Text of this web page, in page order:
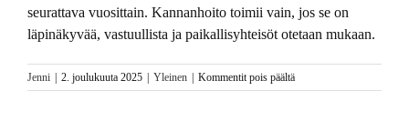
seurattava vuosittain. Kannanhoito toimii vain, jos se on
läpinäkyvää, vastuullista ja paikallisyhteisöt otetaan mukaan.
Jenni 2. joulukuuta 2025 Yleinen Kommentit pois päältäartikkelissa
Susi